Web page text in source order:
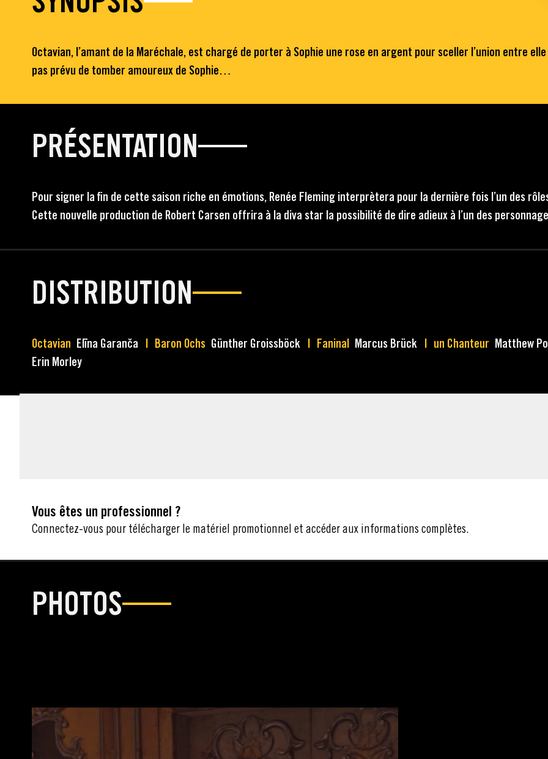
Octavian, l’amant de la Maréchale, est chargé de porter à Sophie une rose en argent pour sceller l’union entre
pas prévu de tomber amoureux de Sophie…
PRÉSENTATION
Pour signer la fin de cette saison riche en émotions, Renée Fleming interprètera pour la dernière fois l’un des
Cette nouvelle production de Robert Carsen offrira à la diva star la possibilité de dire adieux à l’un des
DISTRIBUTION
Octavian Elīna Garanča Baron Ochs Günther Groissböck Faninal Marcus Brück un Chanteur Matthew
Erin Morley
Vous êtes un professionnel ?
Connectez-vous pour télécharger le matériel promotionnel et accéder aux informations complètes.
PHOTOS